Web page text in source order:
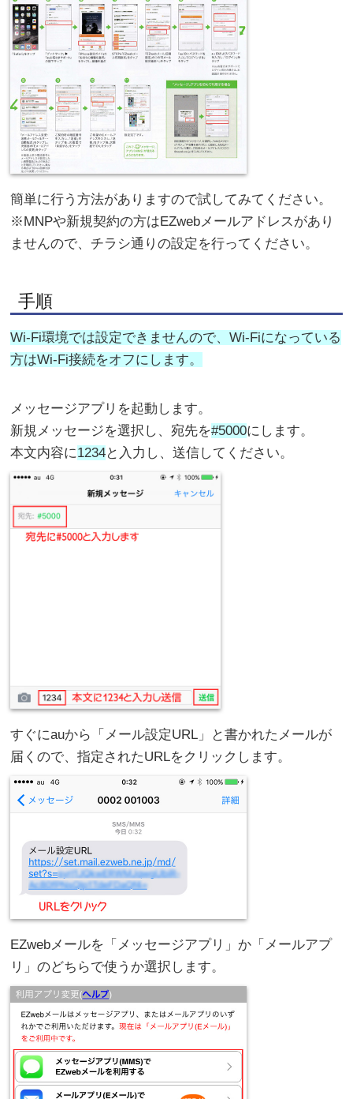
簡単に行う方法がありますので試してみてください。
※MNPや新規契約の方はEZwebメールアドレスがあり
ませんので、チラシ通りの設定を行ってください。
手順
Wi-Fi環境では設定できませんので、Wi-Fiになっている
方はWi-Fi接続をオフにします。
メッセージアプリを起動します。
新規メッセージを選択し、宛先を#5000にします。
本文内容に1234と入力し、送信してください。
すぐにauから「メール設定URL」と書かれたメールが
届くので、指定されたURLをクリックします。
EZwebメールを「メッセージアプリ」か「メールアプ
リ」のどちらで使うか選択します。